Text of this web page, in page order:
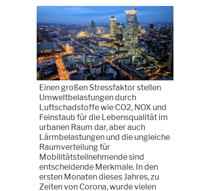
Einen großen Stressfaktor stellen
Umweltbelastungen durch
Luftschadstoffe wie CO2, NOX und
Feinstaub für die Lebensqualität im
urbanen Raum dar, aber auch
Lärmbelastungen und die ungleiche
Raumverteilung für
Mobilitätsteilnehmende sind
entscheidende Merkmale. In den
ersten Monaten dieses Jahres, zu
Zeiten von Corona, wurde vielen